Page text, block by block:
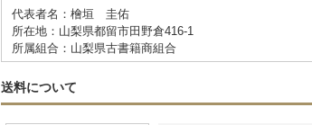
代表者名：檜垣 圭佑
所在地：山梨県都留市田野倉416-1
所属組合：山梨県古書籍商組合
送料について